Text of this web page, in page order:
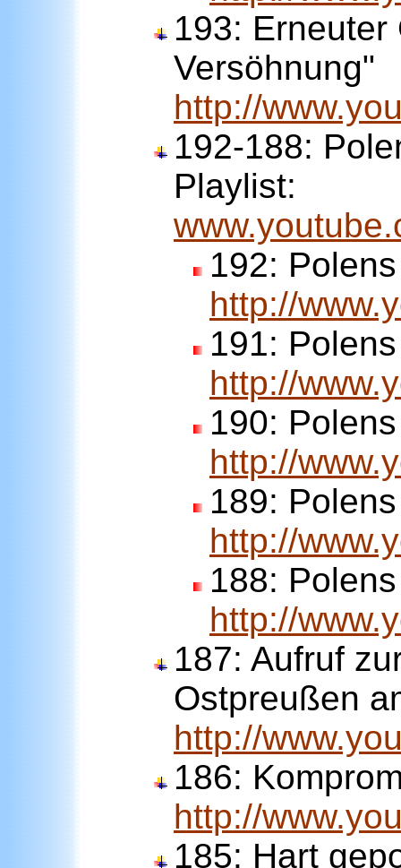
193: Erneuter
Versöhnung"
http://
192-188:
Playlist:
192:
http://
191:
http://
190:
http://
189:
http://
188:
http://
187: Aufruf
Ostpreußen
http://
186:
http://
185: Hart